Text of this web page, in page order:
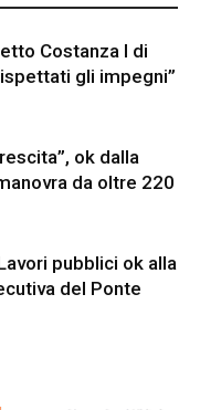
Costanza I di
gli impegni”
ok dalla
da oltre 220
pubblici ok alla
del Ponte